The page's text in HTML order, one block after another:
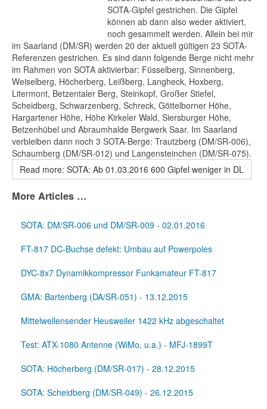
SOTA-Gipfel gestrichen. Die Gipfel
können ab dann also weder aktiviert,
noch gesammelt werden. Allein bei mir
im Saarland (DM/SR) werden 20 der aktuell gültigen 23 SOTA-
Referenzen gestrichen. Es sind dann folgende Berge nicht mehr
im Rahmen von SOTA aktivierbar: Füsselberg, Sinnenberg,
Weiselberg, Höcherberg, Leißberg, Langheck, Hoxberg,
Litermont, Betzentaler Berg, Steinkopf, Großer Stiefel,
Scheidberg, Schwarzenberg, Schreck, Göttelborner Höhe,
Hargartener Höhe, Höhe Kirkeler Wald, Siersburger Höhe,
Betzenhübel und Abraumhalde Bergwerk Saar. Im Saarland
verbleiben dann noch 3 SOTA-Berge: Trautzberg (DM/SR-006),
Schaumberg (DM/SR-012) und Langensteinchen (DM/SR-075).
Read more: SOTA: Ab 01.03.2016 600 Gipfel weniger in DL
More Articles …
SOTA: DM/SR-006 und DM/SR-009 - 02.01.2016
FT-817 DC-Buchse defekt: Umbau auf Powerpoles
DYC-8x7 Dynamikkompressor Funkamateur FT-817
GMA: Bartenberg (DA/SR-051) - 13.12.2015
Mittelwellensender Heusweiler 1422 kHz abgeschaltet
Test: ATX-1080 Antenne (WiMo, u.a.) - MFJ-1899T
SOTA: Höcherberg (DM/SR-017) - 28.12.2015
SOTA: Scheidberg (DM/SR-049) - 26.12.2015